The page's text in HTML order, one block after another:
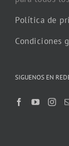
Política de
Condiciones
SIGUENOS EN